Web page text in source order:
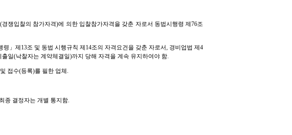
(경쟁입찰의 참가자격)에 의한 입찰참가자격을 갖춘 자로서 동법시행령 제76조
령 」 제 13조 및 동법 시행규칙 제 14조의 자격요건을 갖춘 자로서, 경비업법 제 4
출일(낙찰자는 계약체결일)까지 당해 자격을 계속 유지하여야 함.
접수(등록)를 필한 업체 .
종 결정자는 개별 통지함.